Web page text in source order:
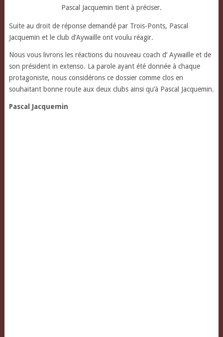
Pascal Jacquemin tient à préciser.
Suite au droit de réponse demandé par Trois-Ponts, Pascal
Jacquemin et le club d’Aywaille ont voulu réagir.
Nous vous livrons les réactions du nouveau coach d’ Aywaille et de
son président in extenso. La parole ayant été donnée à chaque
protagoniste, nous considérons ce dossier comme clos en
souhaitant bonne route aux deux clubs ainsi qu’à Pascal Jacquemin.
Pascal Jacquemin